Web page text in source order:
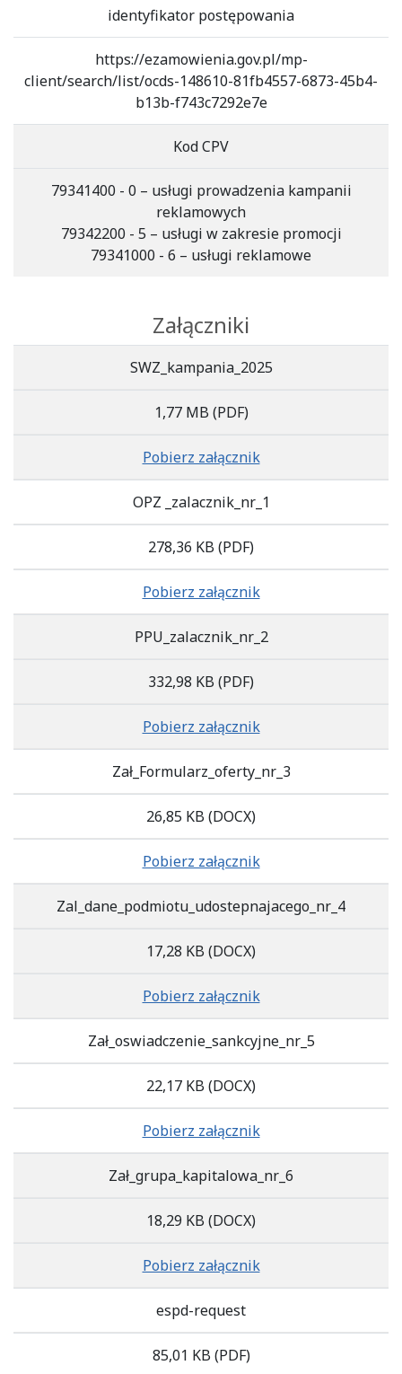
identyfikator postępowania
https://ezamowienia.gov.pl/mp-
client/search/list/ocds-148610-81fb4557-6873-45b4-
b13b-f743c7292e7e
Kod CPV
79341400 - 0 – usługi prowadzenia kampanii
reklamowych
79342200 - 5 – usługi w zakresie promocji
79341000 - 6 – usługi reklamowe
Załączniki
SWZ_kampania_2025
1,77 MB (PDF)
Pobierz załącznik
OPZ _zalacznik_nr_1
278,36 KB (PDF)
Pobierz załącznik
PPU_zalacznik_nr_2
332,98 KB (PDF)
Pobierz załącznik
Zał_Formularz_oferty_nr_3
26,85 KB (DOCX)
Pobierz załącznik
Zal_dane_podmiotu_udostepnajacego_nr_4
17,28 KB (DOCX)
Pobierz załącznik
Zał_oswiadczenie_sankcyjne_nr_5
22,17 KB (DOCX)
Pobierz załącznik
Zał_grupa_kapitalowa_nr_6
18,29 KB (DOCX)
Pobierz załącznik
espd-request
85,01 KB (PDF)